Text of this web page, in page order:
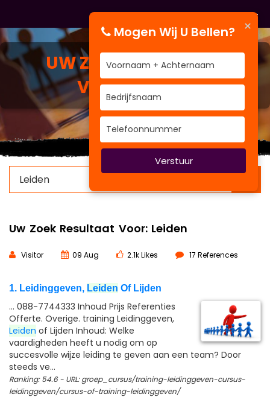
UW ZOEK RESULTAAT
VOOR:LEIDEN
×
Uw Zoek Resultaat Voor: Leiden
Visitor 09 Aug 2.1k Likes 17 References
1. Leidinggeven, Leiden Of Lijden
... 088-7744333 Inhoud Prijs Referenties
Offerte. Overige. training Leidinggeven,
Leiden of Lijden Inhoud: Welke
vaardigheden heeft u nodig om op
succesvolle wijze leiding te geven aan een team? Door
steeds ve...
Ranking: 54.6 - URL: groep_cursus/training-leidinggeven-cursus-
leidinggeven/cursus-of-training-leidinggeven/
×
Mogen Wij U Bellen?
Verstuur